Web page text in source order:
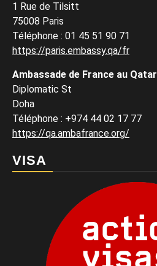
1 Rue de Tilsitt
75008 Paris
Téléphone : 01 45 51 90 71
https://paris.embassy.qa/fr
Ambassade de France au Qatar
Diplomatic St
Doha
Téléphone : +974 44 02 17 77
https://qa.ambafrance.org/
VISA